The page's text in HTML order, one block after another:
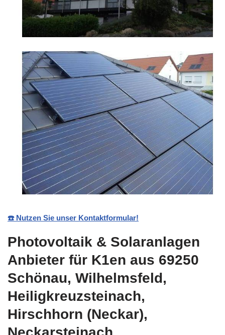
☎️ Nutzen Sie unser Kontaktformular!
Photovoltaik & Solaranlagen
Anbieter für K1en aus 69250
Schönau, Wilhelmsfeld,
Heiligkreuzsteinach,
Hirschhorn (Neckar),